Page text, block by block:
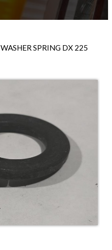
WASHER SPRING DX 225